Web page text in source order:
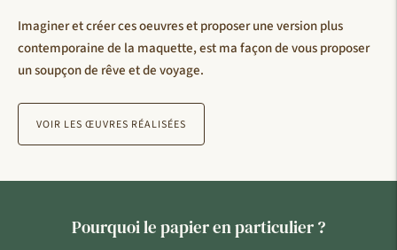
Imaginer et créer ces oeuvres et proposer une version plus
contemporaine de la maquette, est ma façon de vous proposer
un soupçon de rêve et de voyage.
VOIR LES ŒUVRES RÉALISÉES
Pourquoi le papier en particulier ?